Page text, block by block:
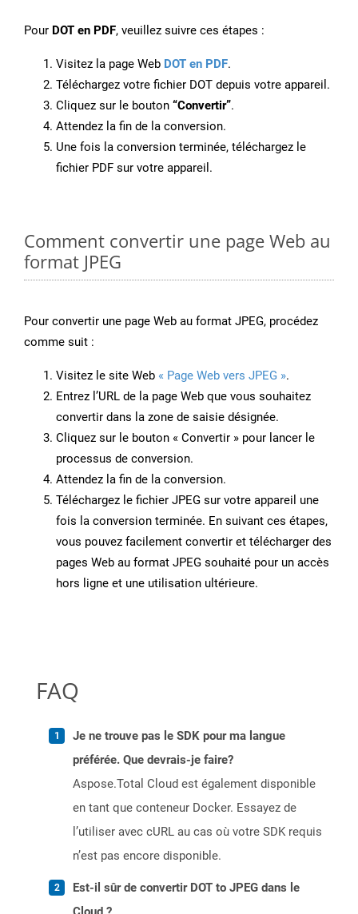
Pour DOT en PDF, veuillez suivre ces étapes :
Visitez la page Web DOT en PDF.
Téléchargez votre fichier DOT depuis votre appareil.
Cliquez sur le bouton “Convertir”.
Attendez la fin de la conversion.
Une fois la conversion terminée, téléchargez le
fichier PDF sur votre appareil.
Comment convertir une page Web au
format JPEG
Pour convertir une page Web au format JPEG, procédez
comme suit :
Visitez le site Web « Page Web vers JPEG ».
Entrez l’URL de la page Web que vous souhaitez
convertir dans la zone de saisie désignée.
Cliquez sur le bouton « Convertir » pour lancer le
processus de conversion.
Attendez la fin de la conversion.
Téléchargez le fichier JPEG sur votre appareil une
fois la conversion terminée. En suivant ces étapes,
vous pouvez facilement convertir et télécharger des
pages Web au format JPEG souhaité pour un accès
hors ligne et une utilisation ultérieure.
FAQ
Je ne trouve pas le SDK pour ma langue
préférée. Que devrais-je faire?
Aspose.Total Cloud est également disponible
en tant que conteneur Docker. Essayez de
l’utiliser avec cURL au cas où votre SDK requis
n’est pas encore disponible.
Est-il sûr de convertir DOT to JPEG dans le